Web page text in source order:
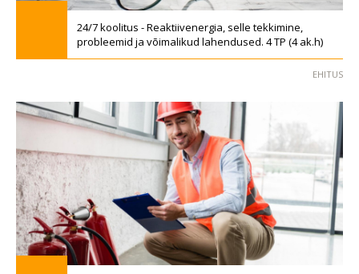
24/7 koolitus - Reaktiivenergia, selle tekkimine,
probleemid ja võimalikud lahendused. 4 TP (4 ak.h)
EHITUS